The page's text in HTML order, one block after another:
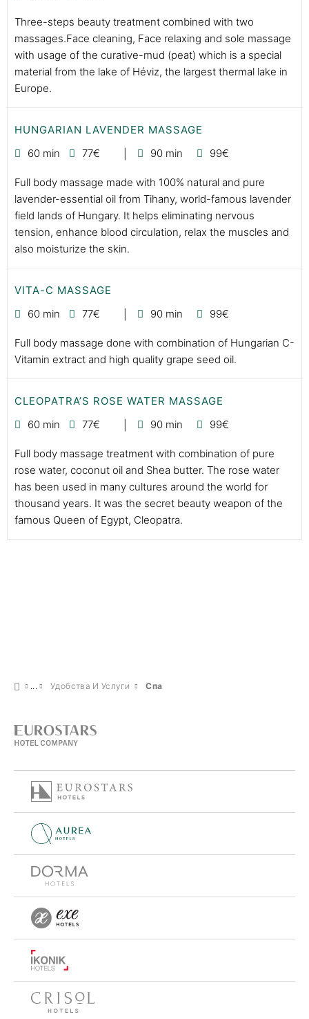
Three-steps beauty treatment combined with two
massages.Face cleaning, Face relaxing and sole massage
with usage of the curative-mud (peat) which is a special
material from the lake of Héviz, the largest thermal lake in
Europe.
HUNGARIAN LAVENDER MASSAGE
60 min
77€ 90 min 99€
Full body massage made with 100% natural and pure
lavender-essential oil from Tihany, world-famous lavender
field lands of Hungary. It helps eliminating nervous
tension, enhance blood circulation, relax the muscles and
also moisturize the skin.
VITA-C MASSAGE
60 min
77€ 90 min 99€
Full body massage done with combination of Hungarian C-
Vitamin extract and high quality grape seed oil.
CLEOPATRA’S ROSE WATER MASSAGE
60 min
77€ 90 min 99€
Full body massage treatment with combination of pure
rose water, coconut oil and Shea butter. The rose water
has been used in many cultures around the world for
thousand years. It was the secret beauty weapon of the
famous Queen of Egypt, Cleopatra.
Удобства И Услуги Спа